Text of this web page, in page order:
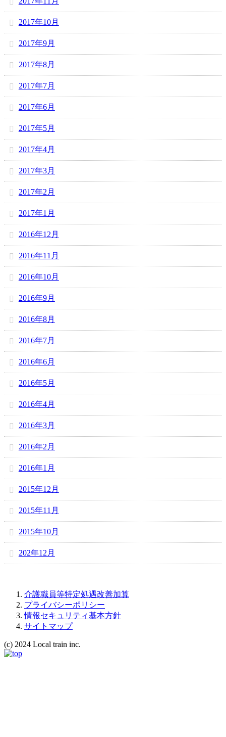
2017年10月
2017年9月
2017年8月
2017年7月
2017年6月
2017年5月
2017年4月
2017年3月
2017年2月
2017年1月
2016年12月
2016年11月
2016年10月
2016年9月
2016年8月
2016年7月
2016年6月
2016年5月
2016年4月
2016年3月
2016年2月
2016年1月
2015年12月
2015年11月
2015年10月
202年12月
介護職員等特定処遇改善加算
プライバシーポリシー
情報セキュリティ基本方針
サイトマップ
(c) 2024 Local train inc.